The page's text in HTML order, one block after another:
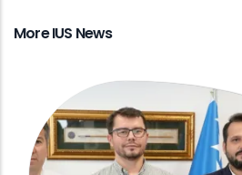
More IUS News